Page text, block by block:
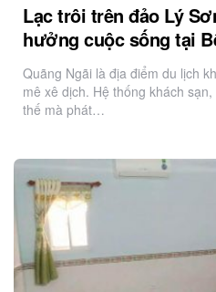
Lạc trôi trên đảo Lý
hưởng cuộc sống tại
Quãng Ngãi là địa điểm du lịch
mê xê dịch. Hệ thống khách
thế mà phát…